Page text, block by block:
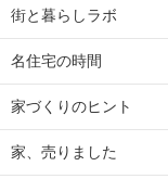
街と暮らしラボ
名住宅の時間
家づくりのヒント
家、売りました